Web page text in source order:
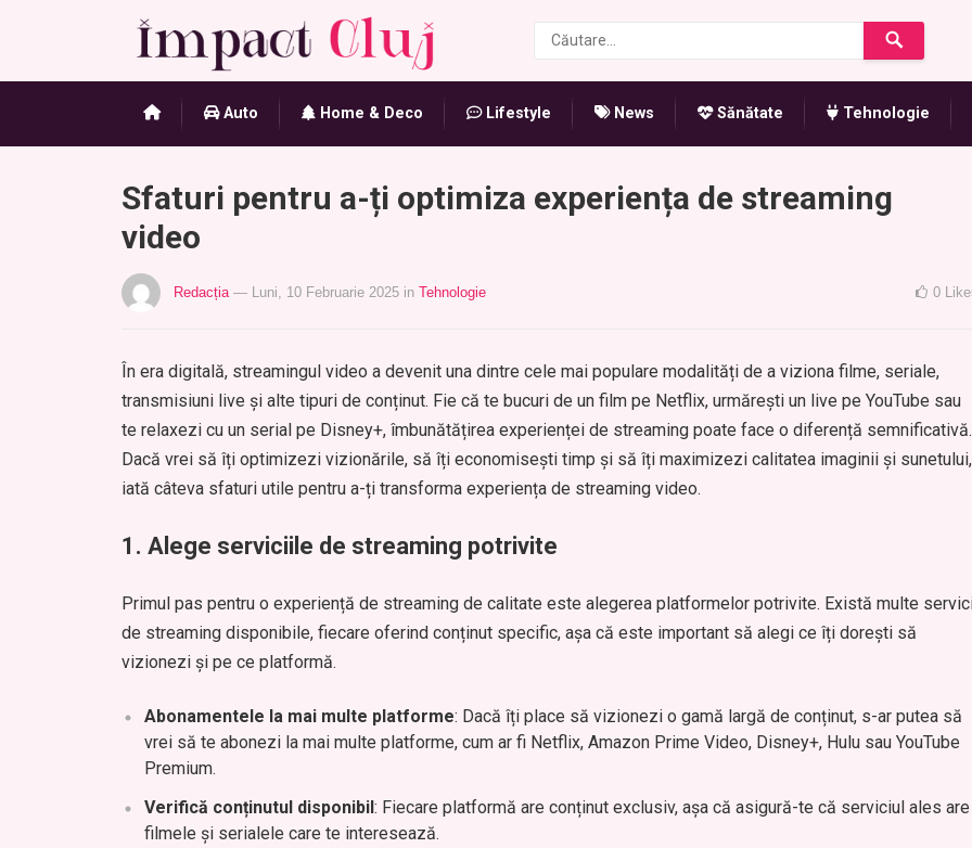
Auto Home & Deco Lifestyle News Sănătate Tehnologie
Sfaturi pentru a-ți optimiza experiența de streaming
video
Redacția — Luni, 10 Februarie 2025 in Tehnologie 0
În era digitală, streamingul video a devenit una dintre cele mai populare modalități de a viziona filme, seriale,
transmisiuni live și alte tipuri de conținut. Fie că te bucuri de un film pe Netflix, urmărești un live pe YouTube sau
te relaxezi cu un serial pe Disney+, îmbunătățirea experienței de streaming poate face o diferență semnificativă.
Dacă vrei să îți optimizezi vizionările, să îți economisești timp și să îți maximizezi calitatea imaginii și sunetului,
iată câteva sfaturi utile pentru a-ți transforma experiența de streaming video.
1. Alege serviciile de streaming potrivite
Primul pas pentru o experiență de streaming de calitate este alegerea platformelor potrivite. Există multe
de streaming disponibile, fiecare oferind conținut specific, așa că este important să alegi ce îți dorești să
vizionezi și pe ce platformă.
Abonamentele la mai multe platforme: Dacă îți place să vizionezi o gamă largă de conținut, s-ar putea să
vrei să te abonezi la mai multe platforme, cum ar fi Netflix, Amazon Prime Video, Disney+, Hulu sau YouTube
Premium.
Verifică conținutul disponibil: Fiecare platformă are conținut exclusiv, așa că asigură-te că serviciul ales are
filmele și serialele care te interesează.